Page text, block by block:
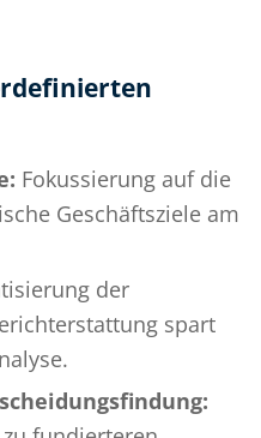
Fokussierung auf die
Geschäftsziele am
der
spart